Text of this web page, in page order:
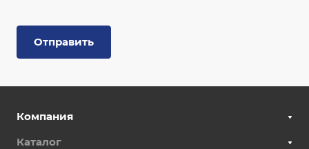
Отправить
Компания
Каталог